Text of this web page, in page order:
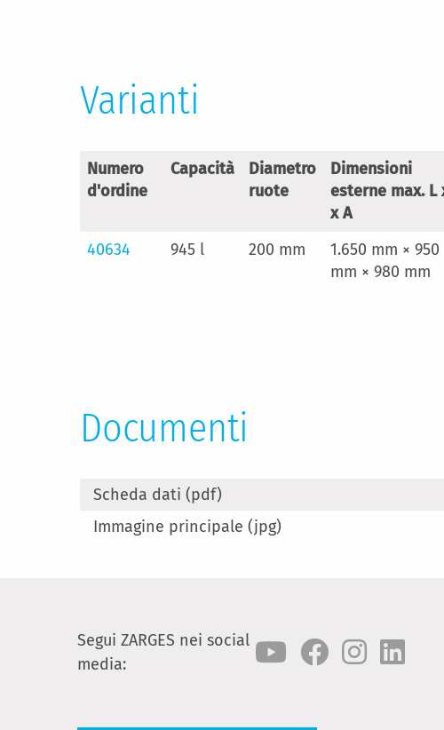
Varianti
Numero
d'ordine
Capacità
Diametro
ruote
Dimensioni
esterne max. L
x A
40634 945 l 200 mm
1.650 mm × 950
mm × 980 mm
Documenti
Scheda dati (pdf)
Immagine principale (jpg)
Segui ZARGES nei social
media: